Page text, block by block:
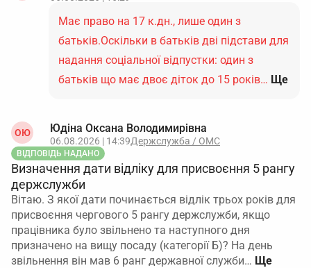
Має право на 17 к.дн., лише один з
батьків.Оскільки в батьків дві підстави для
надання соціальної відпустки: один з
батьків що має двоє діток до 15 років… Ще
ОЮ Юдіна Оксана Володимирівна
06.08.2026 | 14:39Держслужба / ОМС
ВІДПОВІДЬ НАДАНО
Визначення дати відліку для присвоєння 5 рангу
держслужби
Вітаю. З якої дати починається відлік трьох років для
присвоєння чергового 5 рангу держслужби, якщо
працівника було звільнено та наступного дня
призначено на вищу посаду (категорії Б)? На день
звільнення він мав 6 ранг державної служби…